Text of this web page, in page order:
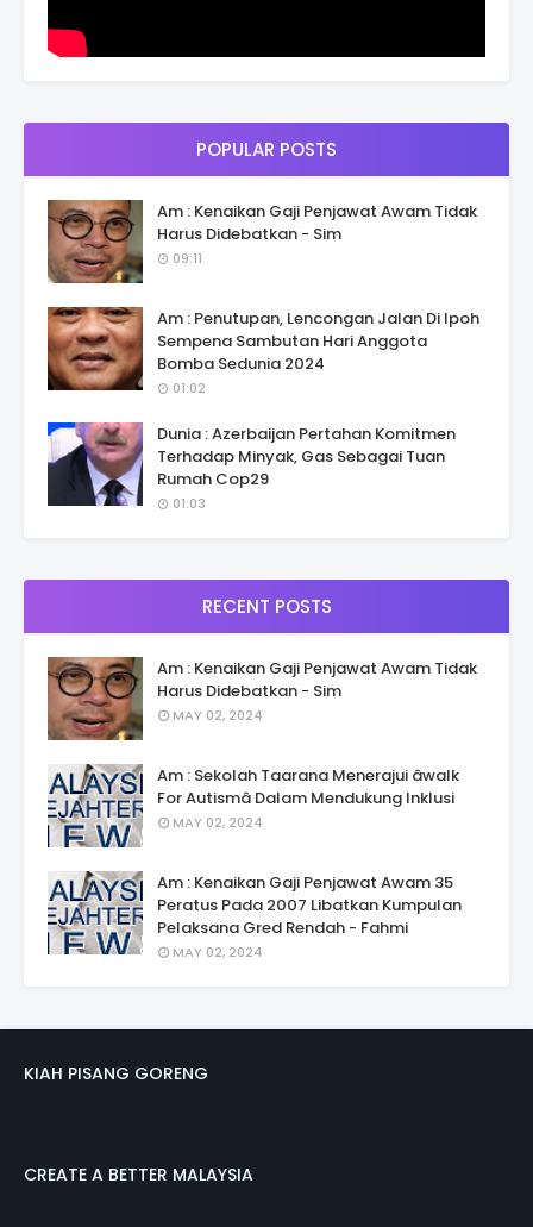
POPULAR POSTS
Am : Kenaikan Gaji Penjawat Awam Tidak
Harus Didebatkan - Sim
09:11
Am : Penutupan, Lencongan Jalan Di Ipoh
Sempena Sambutan Hari Anggota
Bomba Sedunia 2024
01:02
Dunia : Azerbaijan Pertahan Komitmen
Terhadap Minyak, Gas Sebagai Tuan
Rumah Cop29
01:03
RECENT POSTS
Am : Kenaikan Gaji Penjawat Awam Tidak
Harus Didebatkan - Sim
MAY 02, 2024
Am : Sekolah Taarana Menerajui âwalk
For Autismâ Dalam Mendukung Inklusi
MAY 02, 2024
Am : Kenaikan Gaji Penjawat Awam 35
Peratus Pada 2007 Libatkan Kumpulan
Pelaksana Gred Rendah - Fahmi
MAY 02, 2024
KIAH PISANG GORENG
CREATE A BETTER MALAYSIA